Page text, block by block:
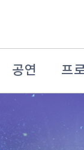
공연 프